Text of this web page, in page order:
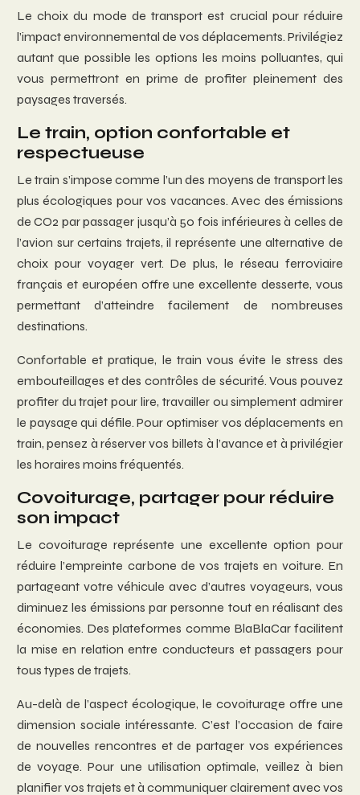
Le choix du mode de transport est crucial pour réduire
l’impact environnemental de vos déplacements. Privilégiez
autant que possible les options les moins polluantes, qui
vous permettront en prime de profiter pleinement des
paysages traversés.
Le train, option confortable et
respectueuse
Le train s’impose comme l’un des moyens de transport les
plus écologiques pour vos vacances. Avec des émissions
de CO2 par passager jusqu’à 50 fois inférieures à celles de
l’avion sur certains trajets, il représente une alternative de
choix pour voyager vert. De plus, le réseau ferroviaire
français et européen offre une excellente desserte, vous
permettant d’atteindre facilement de nombreuses
destinations.
Confortable et pratique, le train vous évite le stress des
embouteillages et des contrôles de sécurité. Vous pouvez
profiter du trajet pour lire, travailler ou simplement admirer
le paysage qui défile. Pour optimiser vos déplacements en
train, pensez à réserver vos billets à l’avance et à privilégier
les horaires moins fréquentés.
Covoiturage, partager pour réduire
son impact
Le covoiturage représente une excellente option pour
réduire l’empreinte carbone de vos trajets en voiture. En
partageant votre véhicule avec d’autres voyageurs, vous
diminuez les émissions par personne tout en réalisant des
économies. Des plateformes comme BlaBlaCar facilitent
la mise en relation entre conducteurs et passagers pour
tous types de trajets.
Au-delà de l’aspect écologique, le covoiturage offre une
dimension sociale intéressante. C’est l’occasion de faire
de nouvelles rencontres et de partager vos expériences
de voyage. Pour une utilisation optimale, veillez à bien
planifier vos trajets et à communiquer clairement avec vos